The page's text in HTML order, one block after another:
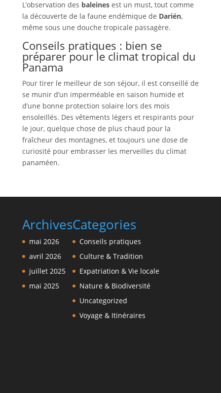
L’observation des baleinesest un must, tout comme
la découverte de la faune endémique de Darién,
même sous une douche tropicale passagère.
Conseils pratiques : bien se
préparer pour le climat tropical du
Panama
Pour tirer le meilleur de son séjour, il est conseillé de
se munir d’un imperméable en saison humide et
d’une bonne protection solaire lors des mois
ensoleillés. Des vêtements légers et respirants pour
le jour, quelque chose de plus chaud pour la
fraîcheur des montagnes, et toujours une dose de
curiosité pour embrasser les merveilles du climat
panaméen.
Archives
mai 2026
avril 2026
juillet 2025
mai 2025
Categories
Conseils pratiques
Culture & Tradition
Expatriation & Vie locale
Nature & Biodiversité
Uncategorized
Voyage & Itinéraires